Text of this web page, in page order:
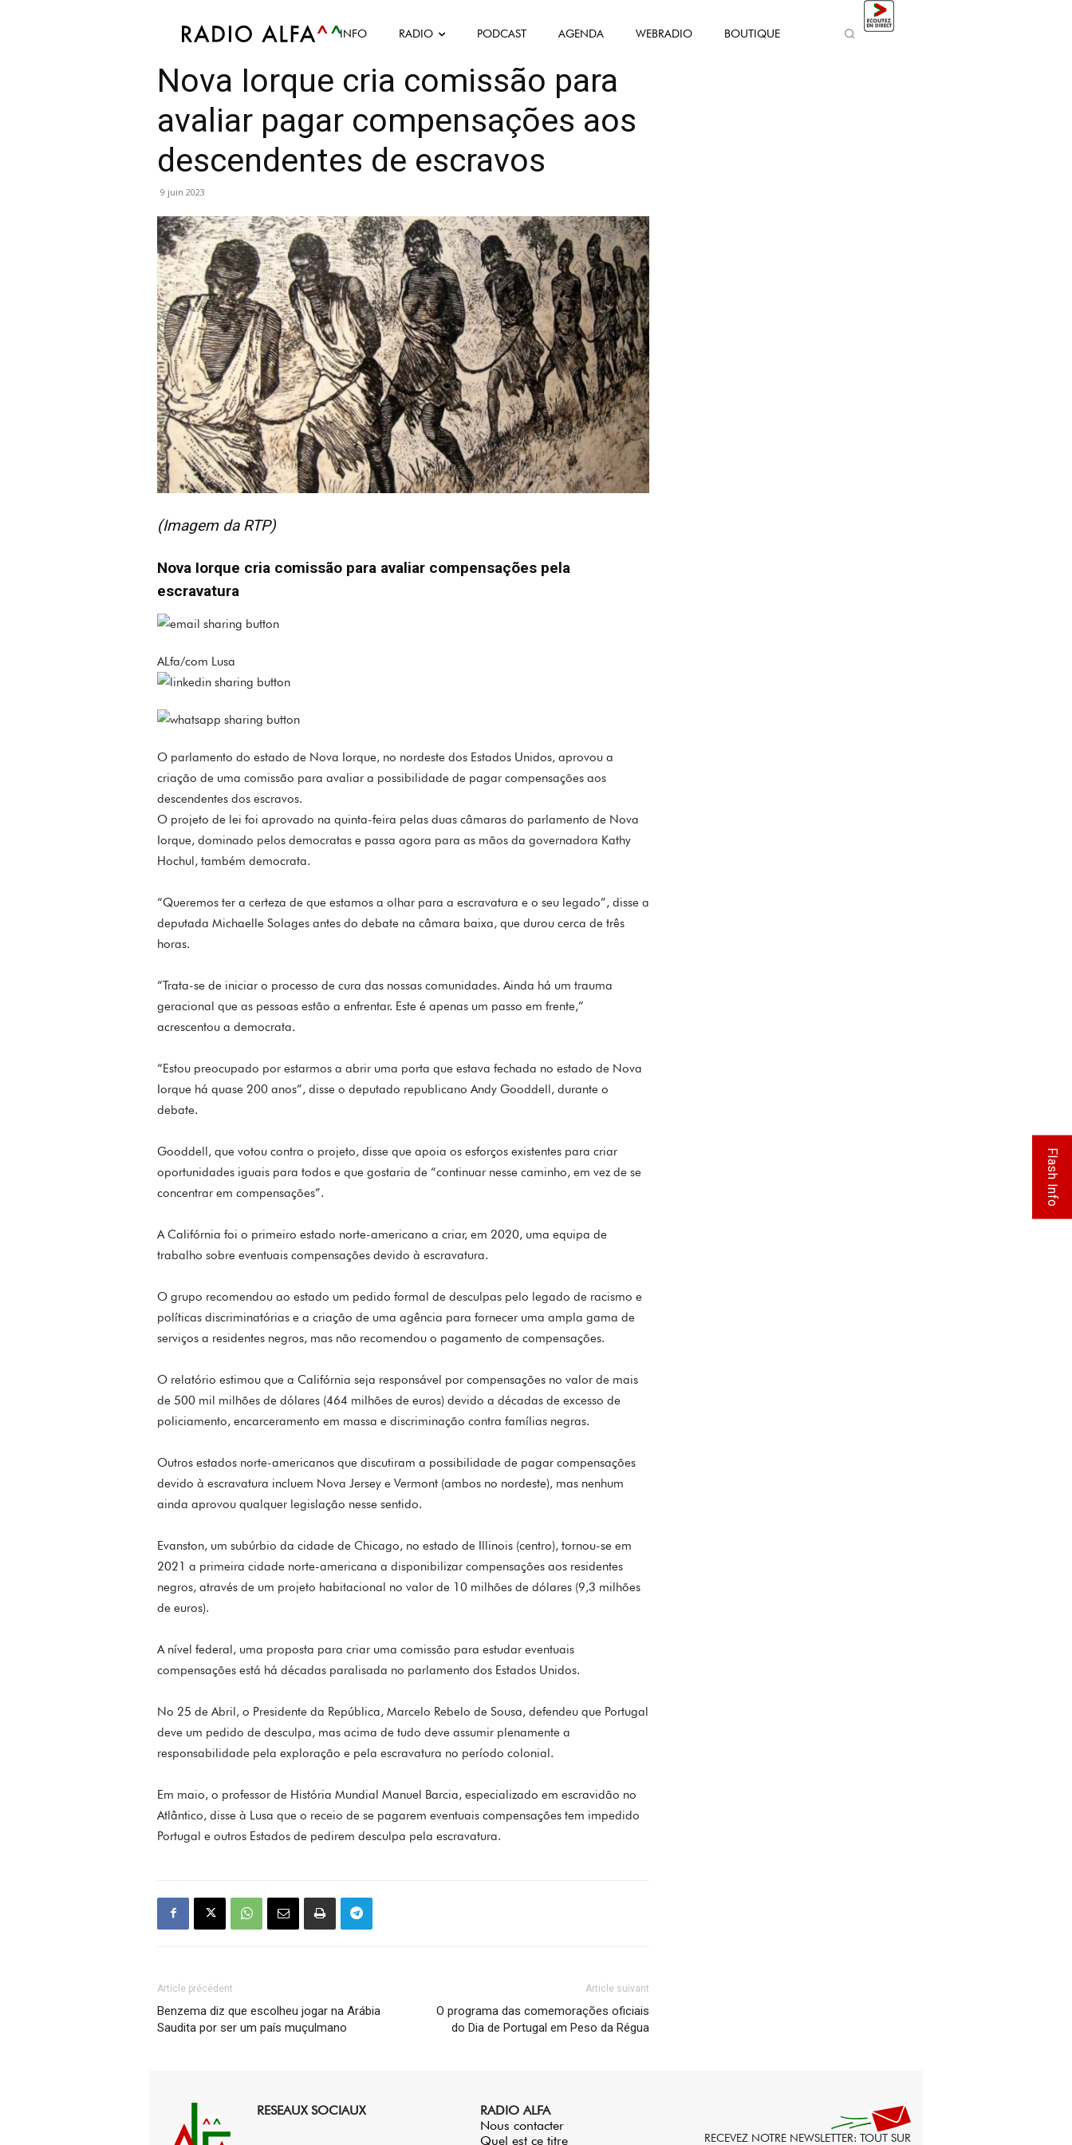
INFO RADIO PODCAST AGENDA WEBRADIO BOUTIQUE
Article Mis en avant Monde
Nova Iorque cria comissão para
avaliar pagar compensações aos
descendentes de escravos
9 juin 2023
(Imagem da RTP)
Nova Iorque cria comissão para avaliar compensações pela
escravatura
ALfa/com Lusa
O parlamento do estado de Nova Iorque, no nordeste dos Estados Unidos, aprovou a
criação de uma comissão para avaliar a possibilidade de pagar compensações aos
descendentes dos escravos.
O projeto de lei foi aprovado na quinta-feira pelas duas câmaras do parlamento de Nova
Iorque, dominado pelos democratas e passa agora para as mãos da governadora Kathy
Hochul, também democrata.
“Queremos ter a certeza de que estamos a olhar para a escravatura e o seu legado”, disse a
deputada Michaelle Solages antes do debate na câmara baixa, que durou cerca de três
horas.
“Trata-se de iniciar o processo de cura das nossas comunidades. Ainda há um trauma
geracional que as pessoas estão a enfrentar. Este é apenas um passo em frente,”
acrescentou a democrata.
“Estou preocupado por estarmos a abrir uma porta que estava fechada no estado de Nova
Iorque há quase 200 anos”, disse o deputado republicano Andy Gooddell, durante o
debate.
Gooddell, que votou contra o projeto, disse que apoia os esforços existentes para criar
oportunidades iguais para todos e que gostaria de “continuar nesse caminho, em vez de se
concentrar em compensações”.
A Califórnia foi o primeiro estado norte-americano a criar, em 2020, uma equipa de
trabalho sobre eventuais compensações devido à escravatura.
O grupo recomendou ao estado um pedido formal de desculpas pelo legado de racismo e
políticas discriminatórias e a criação de uma agência para fornecer uma ampla gama de
serviços a residentes negros, mas não recomendou o pagamento de compensações.
O relatório estimou que a Califórnia seja responsável por compensações no valor de mais
de 500 mil milhões de dólares (464 milhões de euros) devido a décadas de excesso de
policiamento, encarceramento em massa e discriminação contra famílias negras.
Outros estados norte-americanos que discutiram a possibilidade de pagar compensações
devido à escravatura incluem Nova Jersey e Vermont (ambos no nordeste), mas nenhum
ainda aprovou qualquer legislação nesse sentido.
Evanston, um subúrbio da cidade de Chicago, no estado de Illinois (centro), tornou-se em
2021 a primeira cidade norte-americana a disponibilizar compensações aos residentes
negros, através de um projeto habitacional no valor de 10 milhões de dólares (9,3 milhões
de euros).
A nível federal, uma proposta para criar uma comissão para estudar eventuais
compensações está há décadas paralisada no parlamento dos Estados Unidos.
No 25 de Abril, o Presidente da República, Marcelo Rebelo de Sousa, defendeu que Portugal
deve um pedido de desculpa, mas acima de tudo deve assumir plenamente a
responsabilidade pela exploração e pela escravatura no período colonial.
Em maio, o professor de História Mundial Manuel Barcia, especializado em escravidão no
Atlântico, disse à Lusa que o receio de se pagarem eventuais compensações tem impedido
Portugal e outros Estados de pedirem desculpa pela escravatura.
Article précédent
Benzema diz que escolheu jogar na Arábia
Saudita por ser um país muçulmano
Article suivant
O programa das comemorações oficiais
do Dia de Portugal em Peso da Régua
RESEAUX SOCIAUX
RADIO ALFA
Nous contacter
Quel est ce titre
RECEVEZ NOTRE NEWSLETTER: TOUT SUR
Flash Info